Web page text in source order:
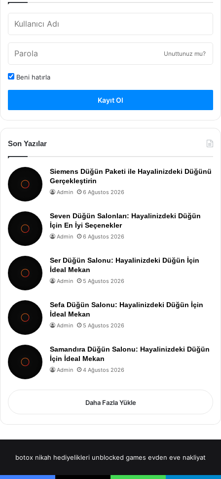
Unuttunuz mu?
Beni hatırla
Kayıt Ol
Son Yazılar
Siemens Düğün Paketi ile Hayalinizdeki Düğünü
Gerçekleştirin
Admin 6 Ağustos 2026
Seven Düğün Salonları: Hayalinizdeki Düğün
İçin En İyi Seçenekler
Admin 6 Ağustos 2026
Ser Düğün Salonu: Hayalinizdeki Düğün İçin
İdeal Mekan
Admin 5 Ağustos 2026
Sefa Düğün Salonu: Hayalinizdeki Düğün İçin
İdeal Mekan
Admin 5 Ağustos 2026
Samandıra Düğün Salonu: Hayalinizdeki Düğün
İçin İdeal Mekan
Admin 4 Ağustos 2026
Daha Fazla Yükle
botox nikah hediyelikleri unblocked games evden eve nakliyat